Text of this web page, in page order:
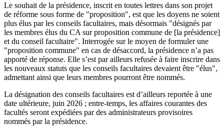
Le souhait de la présidence, inscrit en toutes lettres dans son projet
de réforme sous forme de "proposition", est que les doyens ne soient
plus élus par les conseils facultaires, mais désormais "désignés par
les membres élus du CA sur proposition commune de [la présidence]
et du conseil facultaire". Interrogée sur le moyen de formuler une
"proposition commune" en cas de désaccord, la présidence n’a pas
apporté de réponse. Elle s’est par ailleurs refusée à faire inscrire dans
les nouveaux statuts que les conseils facultaires devaient être "élus",
admettant ainsi que leurs membres pourront être nommés.
La désignation des conseils facultaires est d’ailleurs reportée à une
date ultérieure, juin 2026 ; entre-temps, les affaires courantes des
facultés seront expédiées par des administrateurs provisoires
nommés par la présidence.